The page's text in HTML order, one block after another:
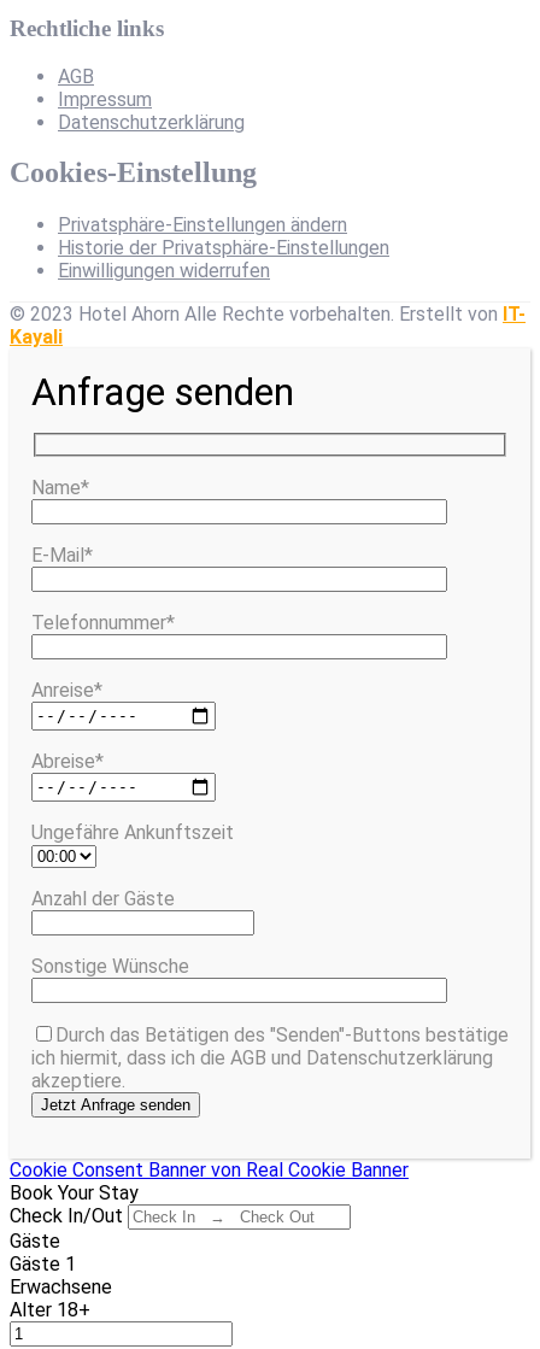
Rechtliche links
AGB
Impressum
Datenschutzerklärung
Cookies-Einstellung
Privatsphäre-Einstellungen ändern
Historie der Privatsphäre-Einstellungen
Einwilligungen widerrufen
© 2023 Hotel Ahorn Alle Rechte vorbehalten. Erstellt von IT-
Kayali
Anfrage senden
Name*
E-Mail*
Telefonnummer*
Anreise*
Abreise*
Ungefähre Ankunftszeit
Anzahl der Gäste
Sonstige Wünsche
Durch das Betätigen des "Senden"-Buttons bestätige
ich hiermit, dass ich die AGB und Datenschutzerklärung
akzeptiere.
Cookie Consent Banner von Real Cookie Banner
Book Your Stay
Check In/Out
Gäste
Gäste 1
Erwachsene
Alter 18+